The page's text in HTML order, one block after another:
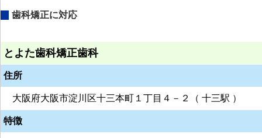
歯科矯正に対応
とよた歯科矯正歯科
住所
大阪府大阪市淀川区十三本町１丁目４－２（ 十三駅 ）
特徴